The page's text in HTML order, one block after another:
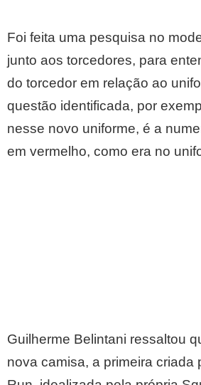
Foi feita uma pesquisa no
junto aos torcedores, para
do torcedor em relação ao
questão identificada, por
nesse novo uniforme, é a
em vermelho, como era no
Guilherme Belintani ressaltou
nova camisa, a primeira criada